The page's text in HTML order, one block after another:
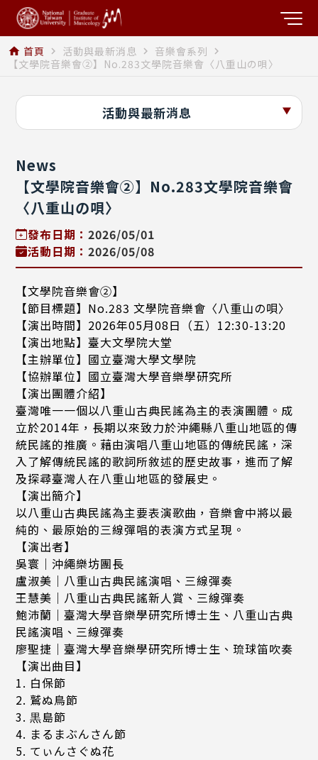
home 首頁 navigate_next 活動與最新消息 navigate_next 音樂會系列 navigate_next
【文學院音樂會②】No.283文學院音樂會〈八重山の唄〉
活動與最新消息
News
【文學院音樂會②】No.283文學院音樂會
〈八重山の唄〉
發布日期：2026/05/01
活動日期：2026/05/08
【文學院音樂會②】
【節目標題】No.283 文學院音樂會〈八重山の唄〉
【演出時間】2026年05月08日（五）12:30-13:20
【演出地點】臺大文學院大堂
【主辦單位】國立臺灣大學文學院
【協辦單位】國立臺灣大學音樂學研究所
【演出團體介紹】
臺灣唯一一個以八重山古典民謠為主的表演團體。成
立於2014年，長期以來致力於沖繩縣八重山地區的傳
統民謠的推廣。藉由演唱八重山地區的傳統民謠，深
入了解傳統民謠的歌詞所敘述的歷史故事，進而了解
及探尋臺灣人在八重山地區的發展史。
【演出簡介】
以八重山古典民謠為主要表演歌曲，音樂會中將以最
純的、最原始的三線彈唱的表演方式呈現。
【演出者】
吳寰｜沖繩樂坊團長
盧淑美｜八重山古典民謠演唱、三線彈奏
王慧美｜八重山古典民謠新人賞、三線彈奏
鮑沛蘭｜臺灣大學音樂學研究所博士生、八重山古典
民謠演唱、三線彈奏
廖聖捷｜臺灣大學音樂學研究所博士生、琉球笛吹奏
【演出曲目】
1. 白保節
2. 鷲ぬ鳥節
3. 黒島節
4. まるまぶんさん節
5. てぃんさぐぬ花